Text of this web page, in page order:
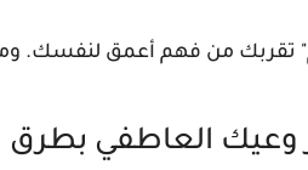
تقربك من فهم أعمق لنفسك.
وعيك العاطفي